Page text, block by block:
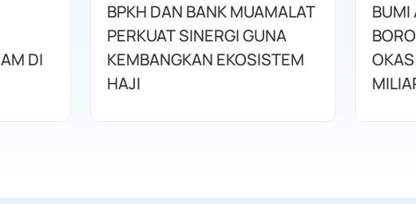
DI
BPKH DAN BANK MUAMALAT
PERKUAT SINERGI GUNA
KEMBANGKAN EKOSISTEM
HAJI
BUMI